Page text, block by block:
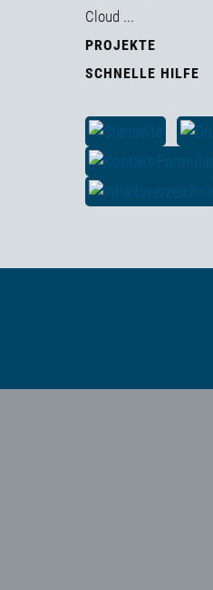
Cloud ...
PROJEKTE
SCHNELLE HILFE